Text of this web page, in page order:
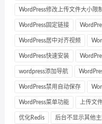
WordPress修改上传文件大小限制
WordPress固定链接
WordPress居中对齐视频
WordPress快速安装
wordpress添加导航
WordPress禁用自动保存
WordPress菜单功能 上传文
优化Redis 后台不显示其他主